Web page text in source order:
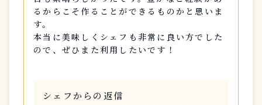
るからこそ作ることができるものかと思いま
す。
本当に美味しくシェフも非常に良い方でした
ので、ぜひまた利用したいです！
シェフからの返信